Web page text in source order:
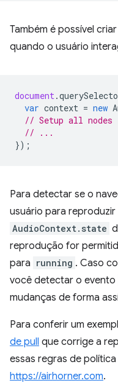
Também é possível
quando o usuário
document .
var context = new
// Setup all nodes
// ...
});
Para detectar se o
usuário para
AudioContext.state
reprodução for
para running . Caso
você detectar o evento
mudanças de forma
Para conferir um
de pull que corrige a
essas regras de
https://airhorner.com.